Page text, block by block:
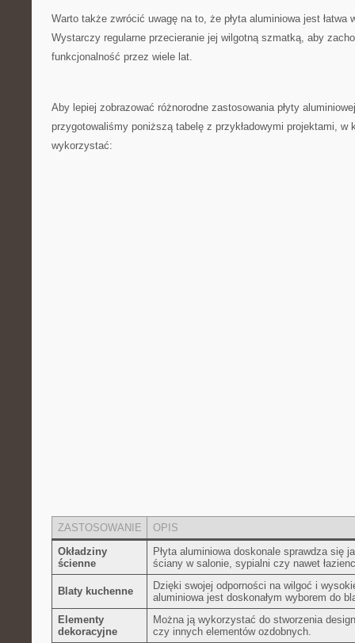
Warto także zwrócić uwagę na to, że płyta aluminiowa jest
Wystarczy regularne przecieranie jej wilgotną szmatką, ⁣aby
funkcjonalność przez wiele‌ lat.
Aby lepiej zobrazować różnorodne zastosowania płyty
przygotowaliśmy poniższą tabelę z⁣ przykładowymi projektami, w
wykorzystać:
ZASTOSOWANIE
OPIS
Okładziny
ścienne
Płyta aluminiowa doskonale sprawdza się
ściany w salonie,⁢ sypialni czy nawet
Blaty kuchenne
Dzięki swojej odporności na wilgoć i
aluminiowa jest doskonałym wyborem do
Elementy
dekoracyjne
Można ją wykorzystać do stworzenia
czy innych elementów ozdobnych.